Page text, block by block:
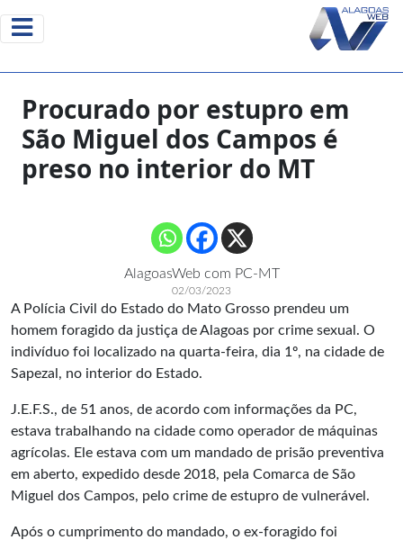
Procurado por estupro em
São Miguel dos Campos é
preso no interior do MT
AlagoasWeb com PC-MT
02/03/2023
A Polícia Civil do Estado do Mato Grosso prendeu um
homem foragido da justiça de Alagoas por crime sexual. O
indivíduo foi localizado na quarta-feira, dia 1º, na cidade de
Sapezal, no interior do Estado.
J.E.F.S., de 51 anos, de acordo com informações da PC,
estava trabalhando na cidade como operador de máquinas
agrícolas. Ele estava com um mandado de prisão preventiva
em aberto, expedido desde 2018, pela Comarca de São
Miguel dos Campos, pelo crime de estupro de vulnerável.
Após o cumprimento do mandado, o ex-foragido foi